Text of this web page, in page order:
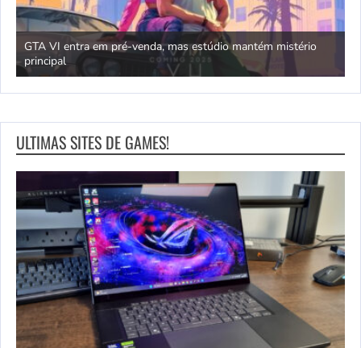
GTA VI entra em pré-venda, mas estúdio mantém mistério
principal
ULTIMAS SITES DE GAMES!